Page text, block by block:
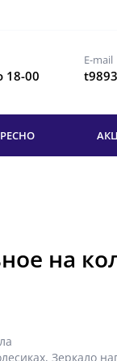
18-00
E-mail
на
, Зеркало